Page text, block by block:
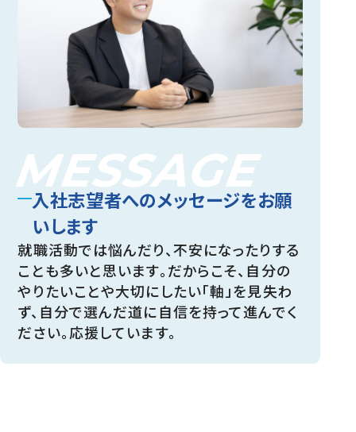
MESSAGE
入社志望者へのメッセージをお願
いします
就職活動では悩んだり、不安になったりする
ことも多いと思います。だからこそ、自分の
やりたいことや大切にしたい「軸」を見失わ
ず、自分で選んだ道に自信を持って進んでく
ださい。応援しています。